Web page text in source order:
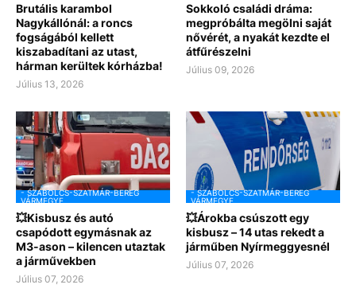
Brutális karambol
Nagykállónál: a roncs
fogságából kellett
kiszabadítani az utast,
hárman kerültek kórházba!
Július 13, 2026
Sokkoló családi dráma:
megpróbálta megölni saját
nővérét, a nyakát kezdte el
átfűrészelni
Július 09, 2026
- SZABOLCS-SZATMÁR-BEREG
VÁRMEGYE
💥Kisbusz és autó
csapódott egymásnak az
M3-ason – kilencen utaztak
a járművekben
Július 07, 2026
- SZABOLCS-SZATMÁR-BEREG
VÁRMEGYE
💥Árokba csúszott egy
kisbusz – 14 utas rekedt a
járműben Nyírmeggyesnél
Július 07, 2026